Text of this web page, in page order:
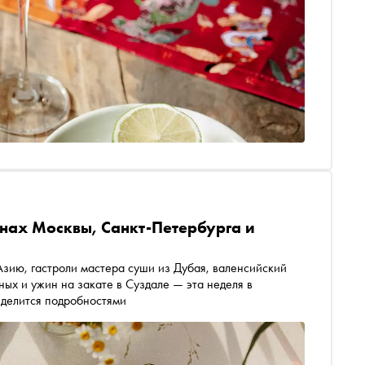
Москвы, Санкт-Петербурга и
гастроли мастера суши из Дубая, валенсийский
и ужин на закате в Суздале — эта неделя в
подробностями